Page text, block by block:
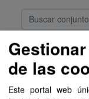
Ordenar por
1
de las
Este portal web